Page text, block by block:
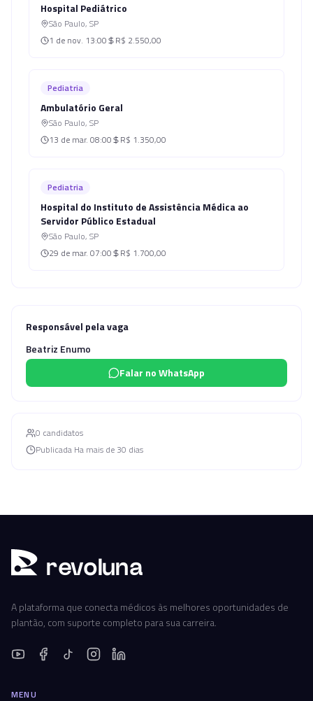
Hospital Pediátrico
São Paulo, SP
1 de nov. 13:00 R$ 2.550,00
Pediatria
Ambulatório Geral
São Paulo, SP
13 de mar. 08:00 R$ 1.350,00
Pediatria
Hospital do Instituto de Assistência Médica ao
Servidor Público Estadual
São Paulo, SP
29 de mar. 07:00 R$ 1.700,00
Responsável pela vaga
Beatriz Enumo
Falar no WhatsApp
0 candidatos
Publicada Ha mais de 30 dias
revoluna
A plataforma que conecta médicos às melhores oportunidades de
plantão, com suporte completo para sua carreira.
MENU